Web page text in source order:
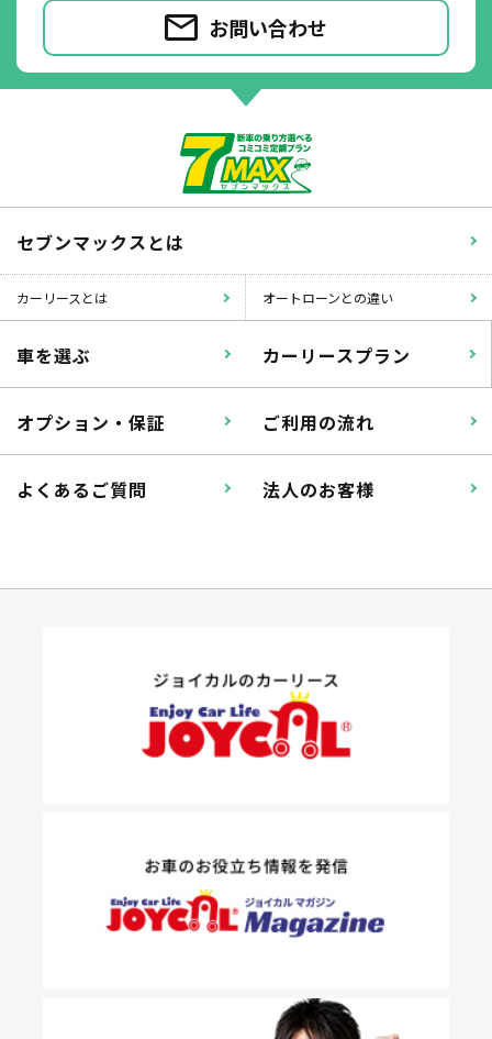
※たすカッターをご利用頂く場合、免責金額が１回あたり5,000円
掛かります。
たすカッター３詳細
お問い合わせ
セブンマックスとは
カーリースとは オートローンとの違い
車を選ぶ カーリースプラン
オプション・保証 ご利用の流れ
よくあるご質問 法人のお客様